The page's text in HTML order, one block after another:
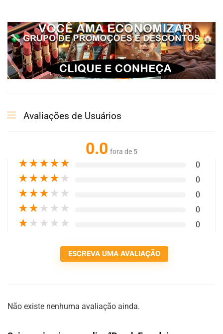
Avaliações de Usuários
0.0 fora de 5
★★★★★ 0
★★★★ ★ 0
★★★ ★ ★ 0
★★ ★ ★ ★ 0
★ ★ ★ ★ ★ 0
ESCREVA UMA AVALIAÇÃO
Não existe nenhuma avaliação ainda.